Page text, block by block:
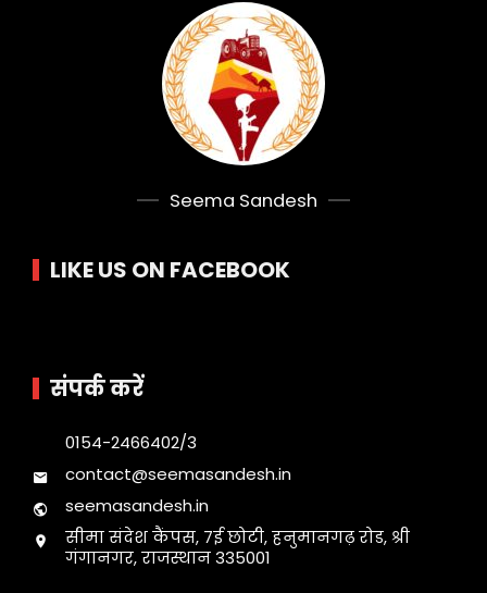
Seema Sandesh
LIKE US ON FACEBOOK
संपर्क करें
0154-2466402/3
contact@seemasandesh.in
seemasandesh.in
सीमा संदेश कैंपस, 7ई छोटी, हनुमानगढ़ रोड, श्री
गंगानगर, राजस्थान 335001